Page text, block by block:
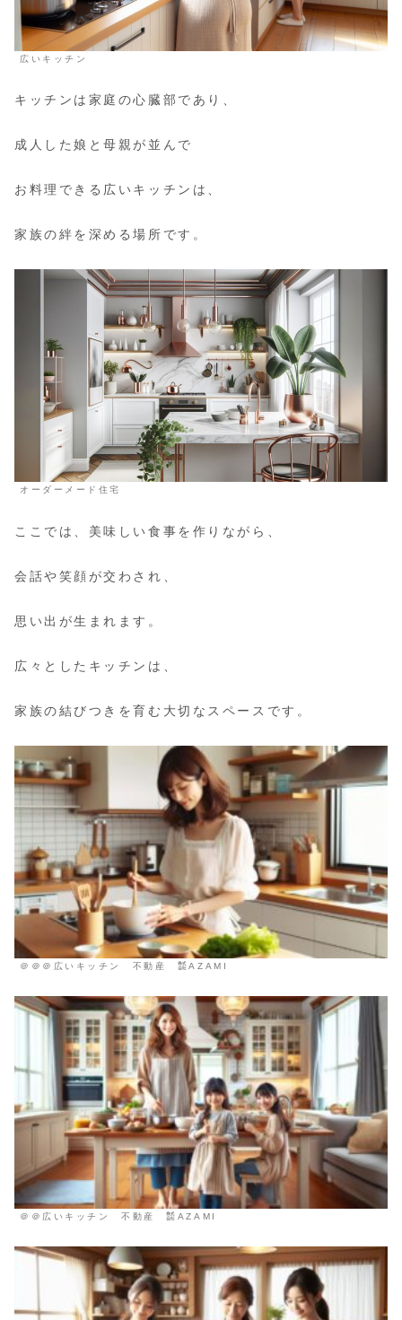
広いキッチン
キッチンは家庭の心臓部であり、
成人した娘と母親が並んで
お料理できる広いキッチンは、
家族の絆を深める場所です。
オーダーメード住宅
ここでは、美味しい食事を作りながら、
会話や笑顔が交わされ、
思い出が生まれます。
広々としたキッチンは、
家族の結びつきを育む大切なスペースです。
＠＠＠広いキッチン 不動産 ㍿AZAMI
＠＠広いキッチン 不動産 ㍿AZAMI